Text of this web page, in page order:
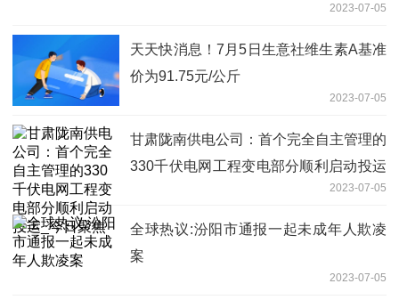
2023-07-05
天天快消息！7月5日生意社维生素A基准
价为91.75元/公斤
2023-07-05
甘肃陇南供电公司：首个完全自主管理的
330千伏电网工程变电部分顺利启动投运
2023-07-05
全球热议:汾阳市通报一起未成年人欺凌
案
2023-07-05